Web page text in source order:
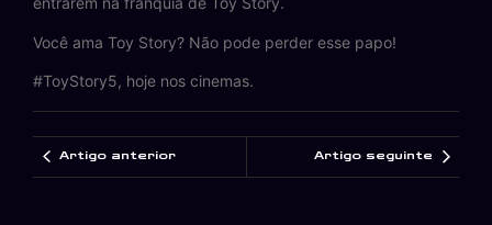
Você ama Toy Story? Não pode perder esse papo!
#ToyStory5, hoje nos cinemas.
Artigo anterior Artigo seguinte